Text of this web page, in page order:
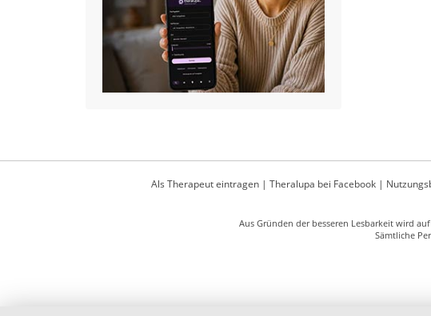
Als Therapeut eintragen| Theralupa bei Facebook|
Aus Gründen der besseren Lesbarkeit wird
Sämtliche